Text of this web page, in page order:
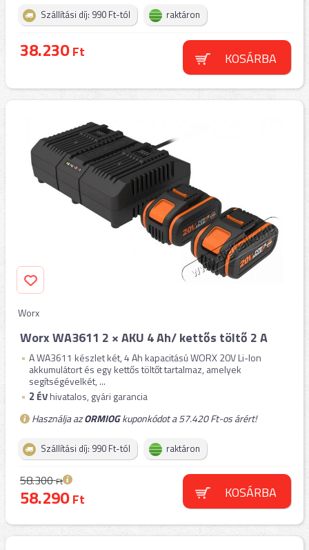
Szállítási díj: 990 Ft-tól raktáron
38.230Ft KOSÁRBA
Worx
Worx WA3611 2 × AKU 4 Ah/ kettős töltő 2 A
A WA3611 készlet két, 4 Ah kapacitású WORX 20V Li-Ion
akkumulátort és egy kettős töltőt tartalmaz, amelyek
segítségévelkét, ...
2 ÉVhivatalos, gyári garancia
Használja azORMIOGkuponkódot a 57.420 Ft-os árért!
Szállítási díj: 990 Ft-tól raktáron
58.300Ft
58.290Ft KOSÁRBA